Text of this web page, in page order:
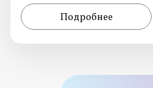
Подробнее